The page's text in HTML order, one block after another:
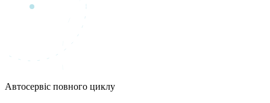
Автосервіс повного циклу